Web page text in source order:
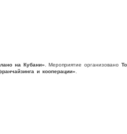
на Кубани» . Мероприятие организовано
и кооперации»